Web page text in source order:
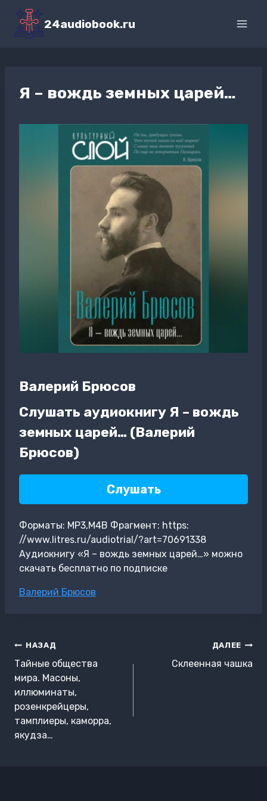
Перейти
содержимому
24audiobook.ru
Я – вождь земных царей…
Валерий Брюсов
Слушать аудиокнигу Я – вождь
земных царей… (Валерий
Брюсов)
Слушать
Форматы: MP3,M4B Фрагмент: https:
//www.litres.ru/audiotrial/?art=70691338
Аудиокнигу «Я – вождь земных царей…» можно
скачать бесплатно по подписке
Метки
Валерий Брюсов
Навигация
по
записям
НАЗАД
Тайные общества
мира. Масоны,
иллюминаты,
розенкрейцеры,
тамплиеры, каморра,
якудза…
ДАЛЕЕ
Склеенная чашка